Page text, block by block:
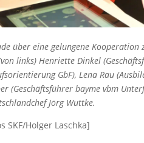
über eine gelungene
links) Henriette Dinkel
GbF), Lena Rau
(Geschäftsführer bayme vbm
Jörg Wuttke.
SKF/Holger Laschka]